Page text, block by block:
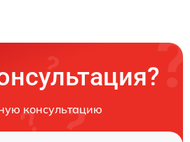
консультацию